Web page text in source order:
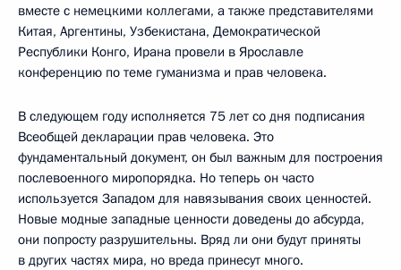
вместе с немецкими коллегами, а также представителями
Китая, Аргентины, Узбекистана, Демократической
Республики Конго, Ирана провели в Ярославле
конференцию по теме гуманизма и прав человека.
В следующем году исполняется 75 лет со дня подписания
Всеобщей декларации прав человека. Это
фундаментальный документ, он был важным для построения
послевоенного миропорядка. Но теперь он часто
используется Западом для навязывания своих ценностей.
Новые модные западные ценности доведены до абсурда,
они попросту разрушительны. Вряд ли они будут приняты
в других частях мира, но вреда принесут много.